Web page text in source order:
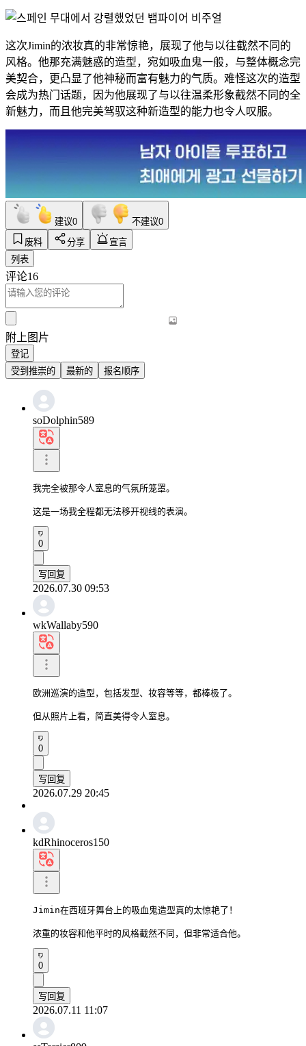
这次Jimin的浓妆真的非常惊艳，展现了他与以往截然不同的
风格。他那充满魅惑的造型，宛如吸血鬼一般，与整体概念完
美契合，更凸显了他神秘而富有魅力的气质。难怪这次的造型
会成为热门话题，因为他展现了与以往温柔形象截然不同的全
新魅力，而且他完美驾驭这种新造型的能力也令人叹服。
建议0 不建议0
废料
分享
宣言
列表
评论16
附上图片
登记
受到推崇的
最新的 报名顺序
soDolphin589
我完全被那令人窒息的气氛所笼罩。
这是一场我全程都无法移开视线的表演。
0
写回复
2026.07.30 09:53
wkWallaby590
欧洲巡演的造型，包括发型、妆容等等，都棒极了。
但从照片上看，简直美得令人窒息。
0
写回复
2026.07.29 20:45
kdRhinoceros150
Jimin在西班牙舞台上的吸血鬼造型真的太惊艳了！
浓重的妆容和他平时的风格截然不同，但非常适合他。
0
写回复
2026.07.11 11:07